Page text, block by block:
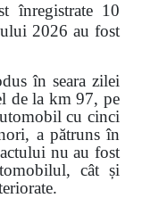
înregistrate 10
2026 au fost
în seara zilei
de la km 97, pe
cu cinci
a pătruns în
nu au fost
cât și